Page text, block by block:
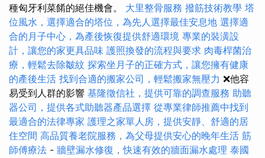
種匈牙利菜餚的絕佳機會。 大里整骨服務 撥筋技術教學 塔
位風水，選擇適合的塔位，為先人選擇最佳安息地 選擇適
合的月子中心，為產後恢復提供舒適環境 專業的裝潢設
計，讓您的家更具品味 護照換發的流程與要求 肉毒桿菌治
療，輕鬆去除皺紋 探索坐月子的正確方式，讓您擁有健康
的產後生活 找到合適的搬家公司，輕鬆搬家無壓力 ❌他容
易受到人群的影響 基隆徵信社，提供可靠的調查服務 助聽
器公司，提供各式助聽器產品選擇 從專業律師推薦中找到
最適合的法律專家 護理之家單人房，提供安靜、舒適的居
住空間 高品質養老院服務，為父母提供安心的晚年生活 筋
師傅療法 - 牆壁漏水修復，快速有效的牆面漏水處理 泰國